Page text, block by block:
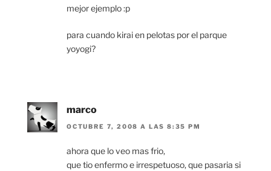
mejor ejemplo :p
para cuando kirai en pelotas por el parque
yoyogi?
marco
OCTUBRE 7, 2008 A LAS 8:35 PM
ahora que lo veo mas frio,
que tio enfermo e irrespetuoso, que pasaria si